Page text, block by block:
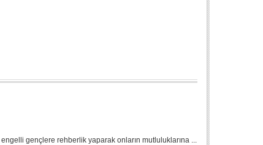
gençlere rehberlik yaparak onların mutluluklarına ...